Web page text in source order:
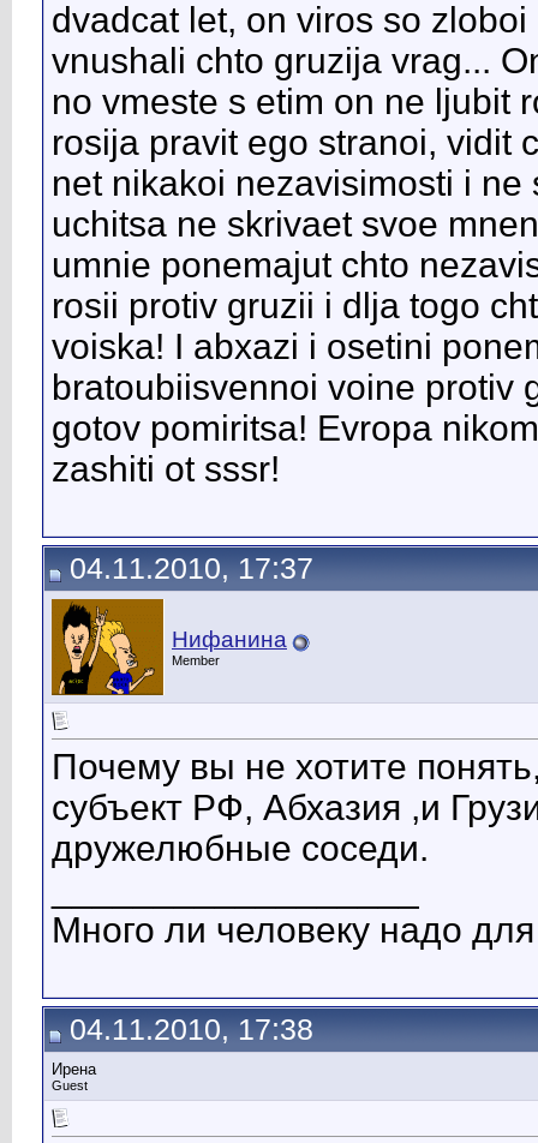
dvadcat let, on viros so
vnushali chto gruzija vrag...
no vmeste s etim on ne ljubit
rosija pravit ego stranoi, vidit
net nikakoi nezavisimosti i
uchitsa ne skrivaet svoe
umnie ponemajut chto
rosii protiv gruzii i dlja togo
voiska! I abxazi i osetini
bratoubiisvennoi voine protiv
gotov pomiritsa! Evropa
zashiti ot sssr!
04.11.2010, 17:37
Нифанина
Member
Почему вы не хотите
субъект РФ, Абхазия ,и
дружелюбные соседи.
Много ли человеку надо
04.11.2010, 17:38
Ирена
Guest